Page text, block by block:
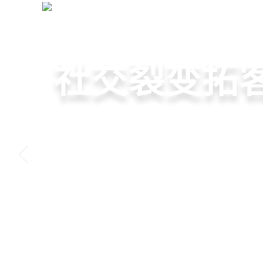
美容美发管
高效管理店
社交裂变拓
小程序商城